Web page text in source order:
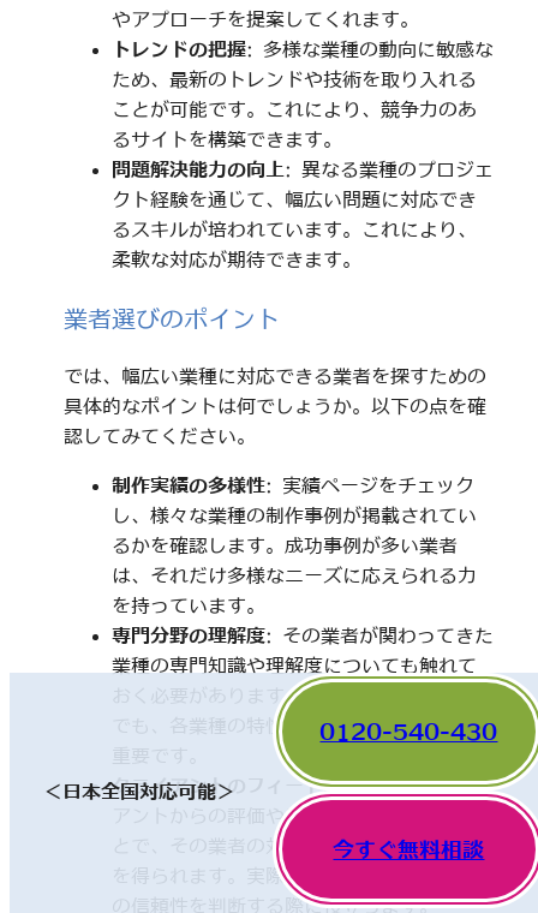
やアプローチを提案してくれます。
トレンドの把握: 多様な業種の動向に敏感な
ため、最新のトレンドや技術を取り入れる
ことが可能です。これにより、競争力のあ
るサイトを構築できます。
問題解決能力の向上: 異なる業種のプロジェ
クト経験を通じて、幅広い問題に対応でき
るスキルが培われています。これにより、
柔軟な対応が期待できます。
業者選びのポイント
では、幅広い業種に対応できる業者を探すための
具体的なポイントは何でしょうか。以下の点を確
認してみてください。
制作実績の多様性: 実績ページをチェック
し、様々な業種の制作事例が掲載されてい
るかを確認します。成功事例が多い業者
は、それだけ多様なニーズに応えられる力
を持っています。
専門分野の理解度: その業者が関わってきた
業種の専門知識や理解度についても触れて
おく必要があります。一見、異なった分野
でも、各業種の特性を理解していることが
クライアントのフィードバック: 他のクライ
アントからの評価やレビューを確認するこ
とで、その業者の対応や成果に関する情報
を得られます。実際の利用者の声は、業者
の信頼性を判断する際に役立ちます。
＜日本全国対応可能＞
0120-540-430
今すぐ無料相談